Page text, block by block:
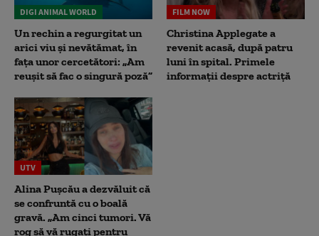
DIGI ANIMAL WORLD
Un rechin a regurgitat un
arici viu și nevătămat, în
fața unor cercetători: „Am
reușit să fac o singură poză”
FILM NOW
Christina Applegate a
revenit acasă, după patru
luni în spital. Primele
informații despre actriță
UTV
Alina Pușcău a dezvăluit că
se confruntă cu o boală
gravă. „Am cinci tumori. Vă
rog să vă rugați pentru